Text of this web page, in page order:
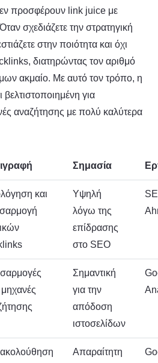
προσφέρουν link juice με
σχεδιάζετε την στρατηγική
στην ποιότητα και όχι
διατηρώντας τον αριθμό
ακμαίο. Με αυτό τον τρόπο, η
βελτιστοποιημένη για
αναζήτησης με πολύ καλύτερα
Σημασία
και
Υψηλή
λόγω της
επίδρασης
στο SEO
μηχανές
Σημαντική
για την
απόδοση
ιστοσελίδων
Απαραίτητη